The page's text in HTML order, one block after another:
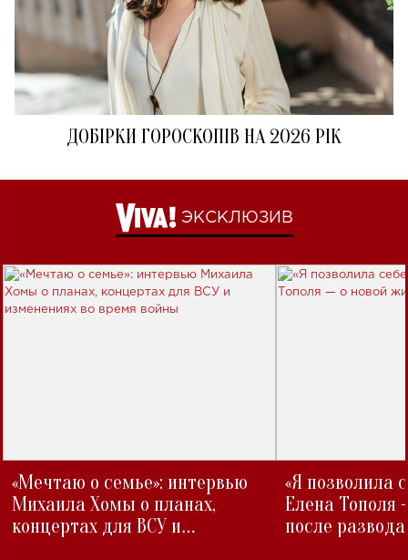
ДОБІРКИ ГОРОСКОПІВ НА 2026 РІК
ЭКСКЛЮЗИВ
«Мечтаю о семье»: интервью
Михаила Хомы о планах,
концертах для ВСУ и
«Я позволила
Елена Тополя
после развода